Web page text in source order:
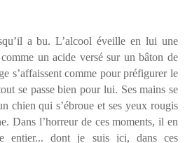
a bu. L’alcool éveille en lui une
un acide versé sur un bâton de
s’affaissent comme pour préfigurer le
se passe bien pour lui. Ses mains se
chien qui s’ébroue et ses yeux rougis
Dans l’horreur de ces moments, il en
entier... dont je suis ici, dans ces